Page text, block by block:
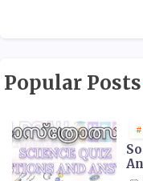
Popular Posts